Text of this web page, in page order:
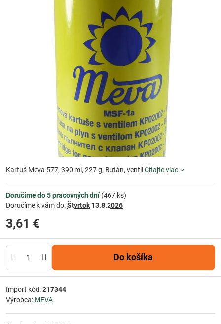
Kartuš Meva 577, 390 ml, 227 g, Bután, ventil Čítajte viac
Doručíme do 5 pracovných dní(467 ks)
Doručíme k vám do:Štvrtok 13.8.2026
3,61 €
Do košíka
Import kód:217344
Výrobca: MEVA